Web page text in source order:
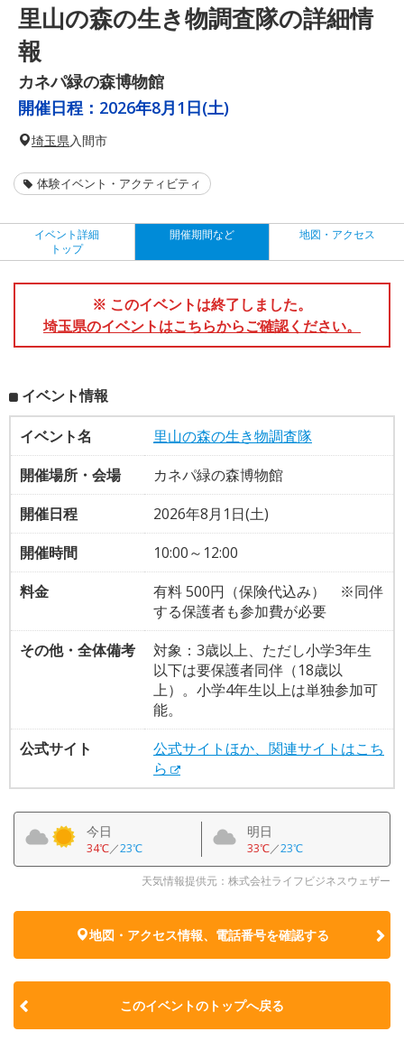
里山の森の生き物調査隊の詳細情
報
カネパ緑の森博物館
開催日程： 2026年8月1日(土)
埼玉県 入間市
体験イベント・アクティビティ
イベント詳細
トップ
開催期間など 地図・アクセス
※ このイベントは終了しました。
埼玉県のイベントはこちらからご確認ください。
イベント情報
イベント名
里山の森の生き物調査隊
開催場所・会場
カネパ緑の森博物館
開催日程
2026年8月1日(土)
開催時間
10:00～12:00
料金
有料 500円（保険代込み） ※同伴
する保護者も参加費が必要
その他・全体備考
対象：3歳以上、ただし小学3年生
以下は要保護者同伴（18歳以
上）。小学4年生以上は単独参加可
能。
公式サイト
公式サイトほか、関連サイトはこち
ら
今日
34℃／23℃
明日
33℃／23℃
天気情報提供元：株式会社ライフビジネスウェザー
地図・アクセス情報、電話番号を確認する
このイベントのトップへ戻る